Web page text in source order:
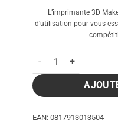
L’imprimante 3D
d’utilisation pour vous
quantité de
EAN: 0817913013504